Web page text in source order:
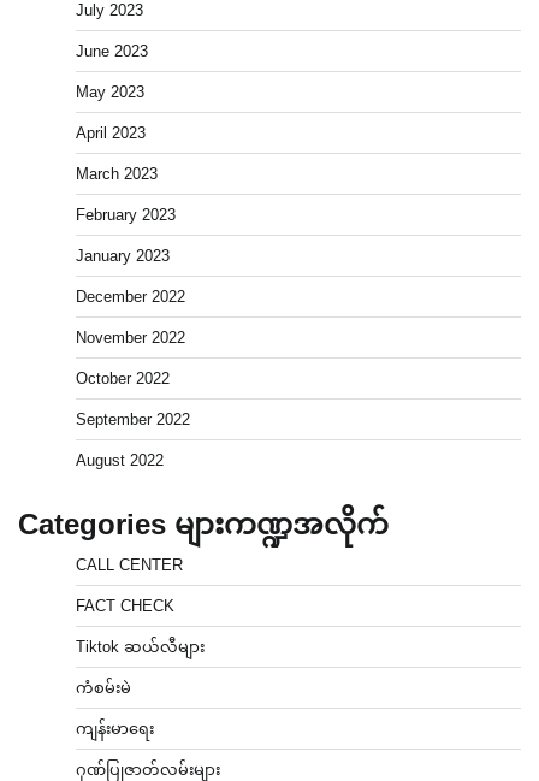
July 2023
June 2023
May 2023
April 2023
March 2023
February 2023
January 2023
December 2022
November 2022
October 2022
September 2022
August 2022
Categories များကဏ္ဍအလိုက်
CALL CENTER
FACT CHECK
Tiktok ဆယ်လီများ
ကံစမ်းမဲ
ကျန်းမာရေး
ဂုဏ်ပြုဇာတ်လမ်းများ